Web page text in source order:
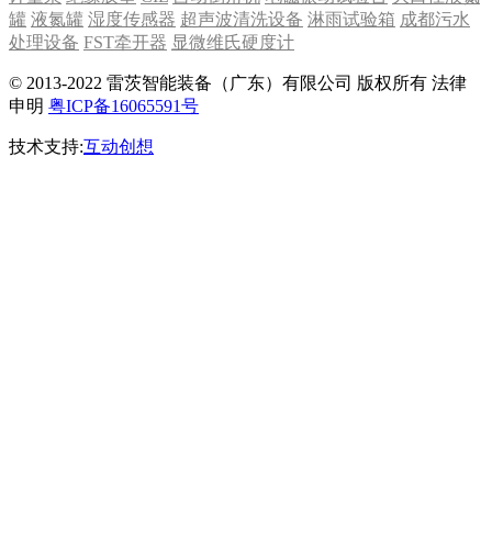
罐 液氮罐 湿度传感器 超声波清洗设备 淋雨试验箱 成都污水
处理设备 FST牵开器 显微维氏硬度计
© 2013-2022 雷茨智能装备（广东）有限公司 版权所有 法律
申明 粤ICP备16065591号
技术支持:互动创想